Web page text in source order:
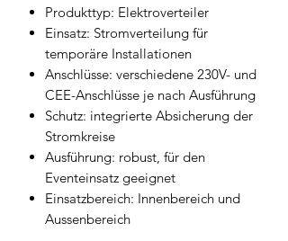
Produkttyp: Elektroverteiler
Einsatz: Stromverteilung für
temporäre Installationen
Anschlüsse: verschiedene 230V- und
CEE-Anschlüsse je nach Ausführung
Schutz: integrierte Absicherung der
Stromkreise
Ausführung: robust, für den
Eventeinsatz geeignet
Einsatzbereich: Innenbereich und
Aussenbereich